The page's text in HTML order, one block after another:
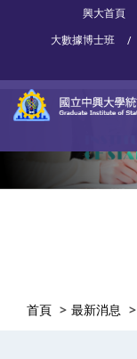
興大首頁
大數據博士班
/
首頁 最新消息